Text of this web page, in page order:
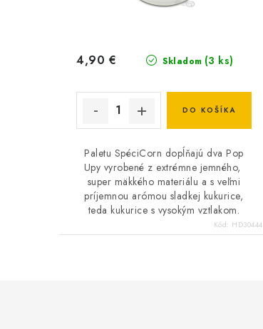
Skladom (3 ks)
4,90 €
DO KOŠÍKA
Paletu SpéciCorn dopĺňajú dva Pop
Upy vyrobené z extrémne jemného, ​​
super mäkkého materiálu a s veľmi
príjemnou arómou sladkej kukurice,
teda kukurice s vysokým vztlakom.
Kód: HD30444